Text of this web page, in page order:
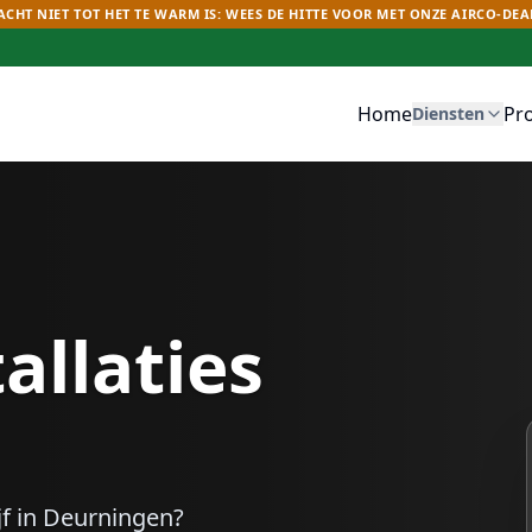
NIET TOT HET TE WARM IS: WEES DE HITTE VOOR MET ONZE AIRCO-
HomeDiensten
in Deurningen?